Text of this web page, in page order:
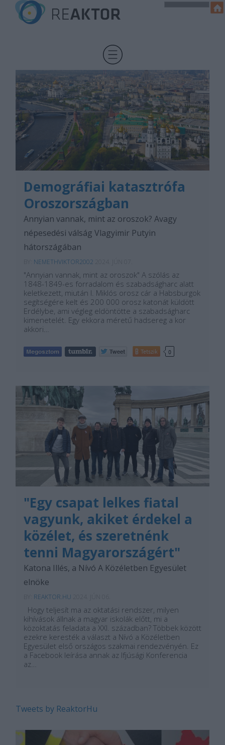
Demográfiai katasztrófa
Oroszországban
Annyian vannak, mint az oroszok? Avagy
népesedési válság Vlagyimir Putyin
hátországában
NEMETHVIKTOR2002
"Annyian vannak, mint az oroszok" A szólás az
1848-1849-es forradalom és szabadságharc alatt
keletkezett, miután I. Miklós orosz cár a Habsburgok
segítségére kelt és 200 000 orosz katonát küldött
Erdélybe, ami végleg eldöntötte a szabadságharc
kimenetelét. Egy ekkora méretű hadsereg a kor
akkori…
Tetszik 0
"Egy csapat lelkes fiatal
vagyunk, akiket érdekel a
közélet, és szeretnénk
tenni Magyarországért"
Katona Illés, a Nívó A Közéletben Egyesület
elnöke
REAKTOR.HU
Hogy teljesít ma az oktatási rendszer, milyen
kihívások állnak a magyar iskolák előtt, mi a
közoktatás feladata a XXI. században? Többek között
ezekre keresték a választ a Nívó a Közéletben
Egyesület első országos szakmai rendezvényén. Ez
a Facebook leírása annak az Ifjúsági Konferencia
az…
Tweets by ReaktorHu